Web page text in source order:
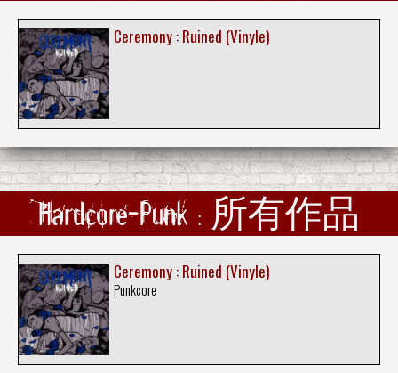
Ceremony : Ruined (Vinyle)
Hardcore-Punk : 所有作品
Ceremony : Ruined (Vinyle)
Punkcore